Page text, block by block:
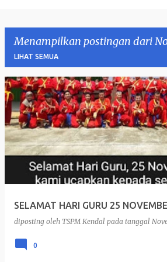
Menampilkan postingan dari
LIHAT SEMUA
P
o
s
t
SELAMAT HARI GURU 25
diposting oleh TSPM Kendal pada tanggal
0